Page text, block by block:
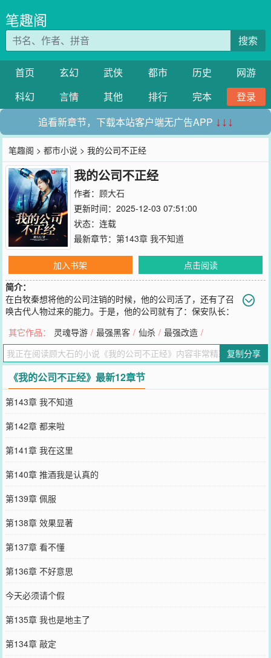
笔趣阁
搜索
首页 玄幻 武侠 都市 历史
网游
科幻
言情 其他 排行 完本
登录
追看新章节，下载本站客户端无广告APP ↓↓↓
笔趣阁 >都市小说 > 我的公司不正经
我的公司不正经
作者： 顾大石
更新时间：2025-12-03 07:51:00
状态：连载
最新章节： 第143章 我不知道
加入书架
点击阅读
简介：
在白牧秦想将他的公司注销的时候，他的公司活了，还有了召
唤古代人物过来的能力。于是，他的公司就有了：保安队长：
员工
您要是觉得《我的公司不正经》还不错的话请不要忘记向您QQ群和微
博微信里的朋友推荐哦！
其它作品： 灵魂导游 / 最强黑客 / 仙杀 / 最强改造 /
复制分享
《我的公司不正经》最新12章节
第143章 我不知道
第142章 都来啦
第141章 我在这里
第140章 推酒我是认真的
第139章 佩服
第138章 效果显著
第137章 看不懂
第136章 不好意思
今天必须请个假
第135章 我也是地主了
第134章 敲定